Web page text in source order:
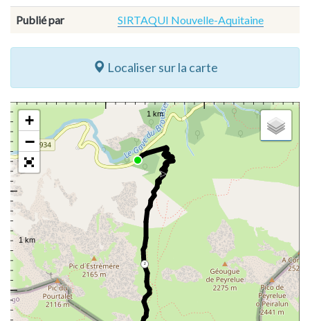
Publié par SIRTAQUI Nouvelle-Aquitaine
Localiser sur la carte
2
+
−